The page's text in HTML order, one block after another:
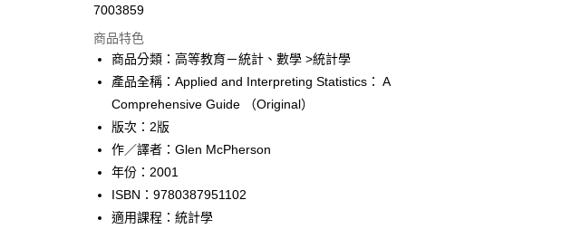
Apple Pay
Google Pay
ATM付款
運送方式
全家取貨付款
7003859
商品特色
商品分類：高等教育－統計、數學 >統計學
產品全稱：Applied and Interpreting Statistics： A
Comprehensive Guide （Original）
版次：2版
作／譯者：Glen McPherson
年份：2001
ISBN：9780387951102
適用課程：統計學